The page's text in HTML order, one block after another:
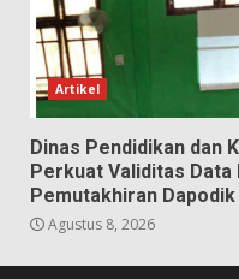
Artikel
Dinas Pendidikan dan
Perkuat Validitas Data
Pemutakhiran Dapodik
Agustus 8, 2026